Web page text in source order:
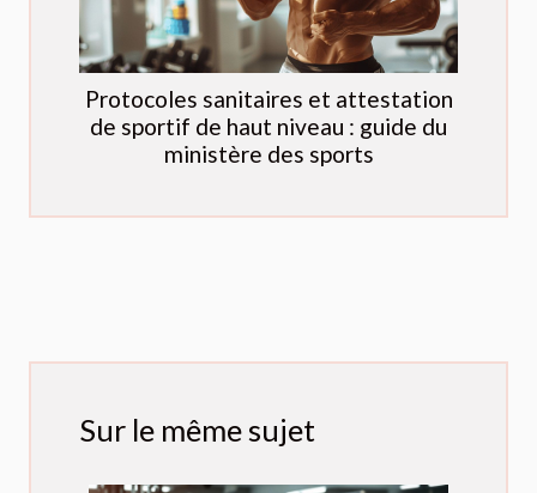
Protocoles sanitaires et attestation
de sportif de haut niveau : guide du
ministère des sports
Sur le même sujet